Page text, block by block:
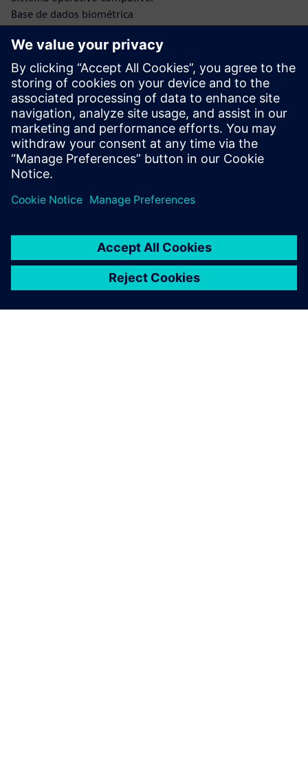
Base de dados biométrica
APIs de integração
Acesso de administrador
Atualizações de software
Infraestrutura de rede
Protocolos de Security
Base de dados de utilizadores
Protocolos de autenticação